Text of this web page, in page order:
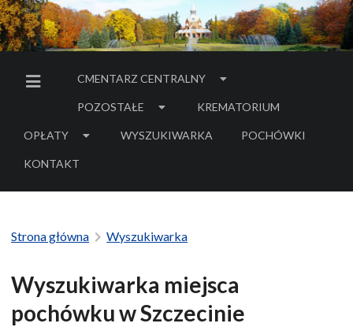
MENU BOCZNE
CMENTARZ CENTRALNY
POZOSTAŁE KREMATORIUM
OPŁATY WYSZUKIWARKA POCHÓWKI
- LINK DO SERWISU
KONTAKT
Strona główna Wyszukiwarka
Wyszukiwarka miejsca
pochówku w Szczecinie